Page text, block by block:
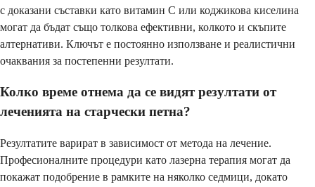
с доказани съставки като витамин С или коджикова киселина
могат да бъдат също толкова ефективни, колкото и скъпите
алтернативи. Ключът е постоянно използване и реалистични
очаквания за постепенни резултати.
Колко време отнема да се видят резултати от
леченията на старчески петна?
Резултатите варират в зависимост от метода на лечение.
Професионалните процедури като лазерна терапия могат да
покажат подобрение в рамките на няколко седмици, докато